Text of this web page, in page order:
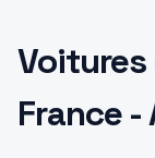
France